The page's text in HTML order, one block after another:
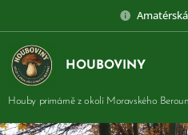
HOUBOVINY
Houby primárně z okolí Moravského